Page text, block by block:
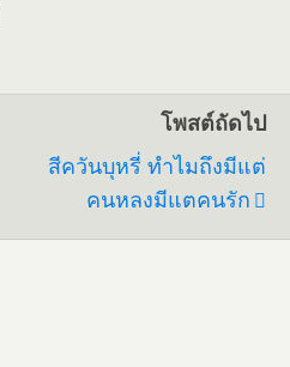
โพสต์ถัดไป
สีควันบุหรี่ ทำไมถึงมีแต่
คนหลงมีแตคนรัก